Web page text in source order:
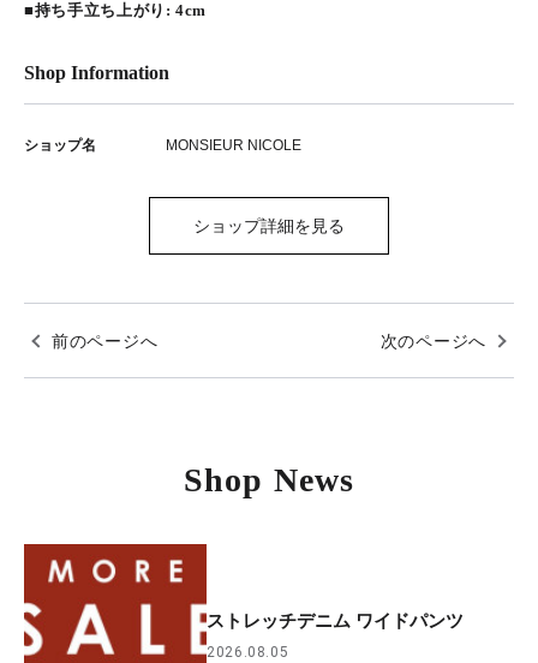
■持ち手立ち上がり: 4cm
Shop Information
ショップ名 MONSIEUR NICOLE
ショップ詳細を見る
前のページへ 次のページへ
Shop News
ストレッチデニム ワイドパンツ
2026.08.05